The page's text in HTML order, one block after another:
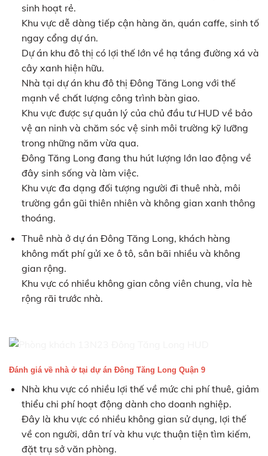
sinh hoạt rẻ.
Khu vực dễ dàng tiếp cận hàng ăn, quán caffe, sinh tố
ngay cổng dự án.
Dự án khu đô thị có lợi thế lớn về hạ tầng đường xá và
cây xanh hiện hữu.
Nhà tại dự án khu đô thị Đông Tăng Long với thế
mạnh về chất lượng công trình bàn giao.
Khu vực được sự quản lý của chủ đầu tư HUD về bảo
vệ an ninh và chăm sóc vệ sinh môi trường kỹ lưỡng
trong những năm vừa qua.
Đông Tăng Long đang thu hút lượng lớn lao động về
đây sinh sống và làm việc.
Khu vực đa dạng đối tượng người đi thuê nhà, môi
trường gần gũi thiên nhiên và không gian xanh thông
thoáng.
Thuê nhà ở dự án Đông Tăng Long, khách hàng
không mất phí gửi xe ô tô, sân bãi nhiều và không
gian rộng.
Khu vực có nhiều không gian công viên chung, vỉa hè
rộng rãi trước nhà.
Đánh giá về nhà ở tại dự án Đông Tăng Long Quận 9
Nhà khu vực có nhiều lợi thế về mức chi phí thuê, giảm
thiểu chi phí hoạt động dành cho doanh nghiệp.
Đây là khu vực có nhiều không gian sử dụng, lợi thế
về con người, dân trí và khu vực thuận tiện tìm kiếm,
đặt trụ sở văn phòng.